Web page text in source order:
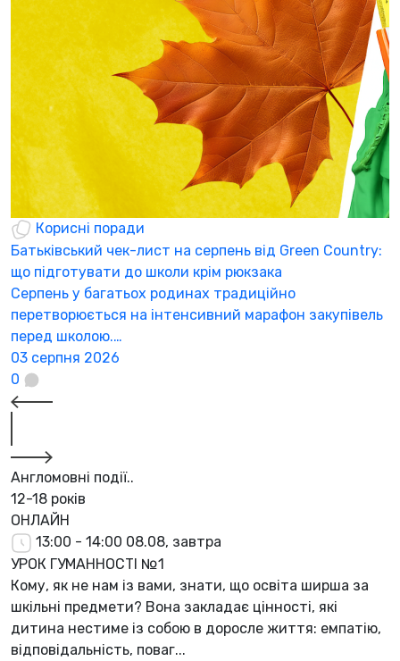
Корисні поради
Батьківський чек-лист на серпень від Green Country:
що підготувати до школи крім рюкзака
Серпень у багатьох родинах традиційно
перетворюється на інтенсивний марафон закупівель
перед школою.…
03 серпня 2026
0
Англомовні події..
12-18 років
ОНЛАЙН
13:00 - 14:00 08.08, завтра
УРОК ГУМАННОСТІ №1
Кому, як не нам із вами, знати, що освіта ширша за
шкільні предмети? Вона закладає цінності, які
дитина нестиме із собою в доросле життя: емпатію,
відповідальність, поваг...